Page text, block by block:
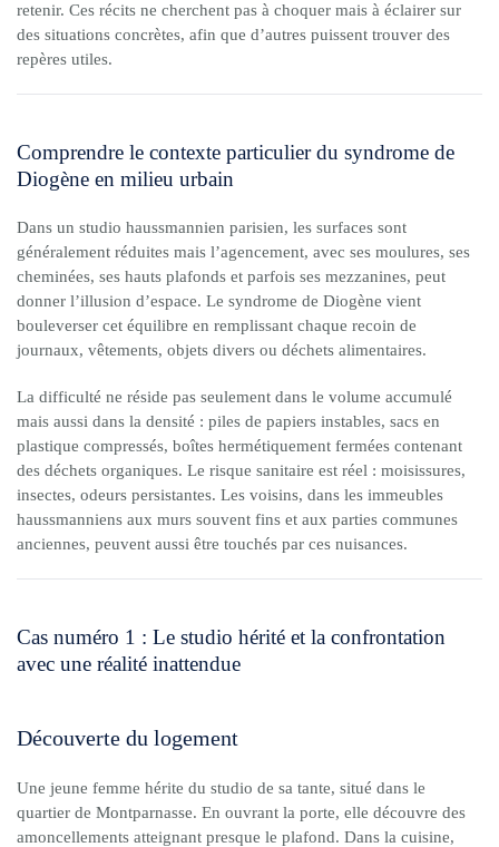
retenir. Ces récits ne cherchent pas à choquer mais à éclairer sur
des situations concrètes, afin que d’autres puissent trouver des
repères utiles.
Comprendre le contexte particulier du syndrome de
Diogène en milieu urbain
Dans un studio haussmannien parisien, les surfaces sont
généralement réduites mais l’agencement, avec ses moulures, ses
cheminées, ses hauts plafonds et parfois ses mezzanines, peut
donner l’illusion d’espace. Le syndrome de Diogène vient
bouleverser cet équilibre en remplissant chaque recoin de
journaux, vêtements, objets divers ou déchets alimentaires.
La difficulté ne réside pas seulement dans le volume accumulé
mais aussi dans la densité : piles de papiers instables, sacs en
plastique compressés, boîtes hermétiquement fermées contenant
des déchets organiques. Le risque sanitaire est réel : moisissures,
insectes, odeurs persistantes. Les voisins, dans les immeubles
haussmanniens aux murs souvent fins et aux parties communes
anciennes, peuvent aussi être touchés par ces nuisances.
Cas numéro 1 : Le studio hérité et la confrontation
avec une réalité inattendue
Découverte du logement
Une jeune femme hérite du studio de sa tante, situé dans le
quartier de Montparnasse. En ouvrant la porte, elle découvre des
amoncellements atteignant presque le plafond. Dans la cuisine,